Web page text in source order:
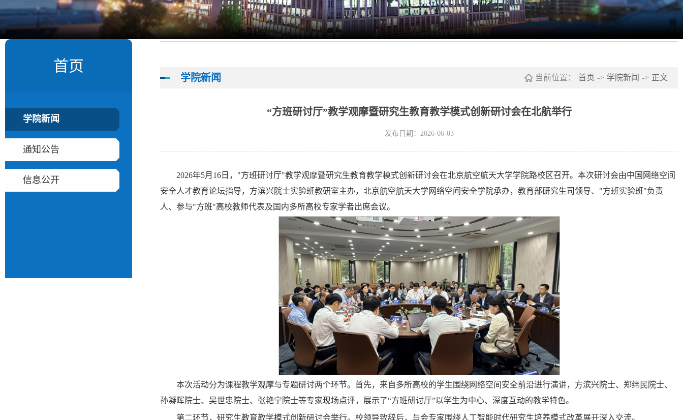
首页
学院新闻
通知公告
信息公开
学院新闻 当前位置： 首页 -> 学院新闻 -> 正文
“方班研讨厅”教学观摩暨研究生教育教学模式创新研讨会在北航举行
发布日期：2026-06-03
2026年5月16日，"方班研讨厅"教学观摩暨研究生教育教学模式创新研讨会在北京航空航天大学学院路校区召开。本次研讨会由中国网络空间
安全人才教育论坛指导，方滨兴院士实验班教研室主办，北京航空航天大学网络空间安全学院承办，教育部研究生司领导、"方班实验班"负责
人、参与"方班"高校教师代表及国内多所高校专家学者出席会议。
本次活动分为课程教学观摩与专题研讨两个环节。首先，来自多所高校的学生围绕网络空间安全前沿进行演讲，方滨兴院士、郑纬民院士、
孙凝晖院士、吴世忠院士、张艳宁院士等专家现场点评，展示了“方班研讨厅”以学生为中心、深度互动的教学特色。
第二环节，研究生教育教学模式创新研讨会举行。校领导致辞后，与会专家围绕人工智能时代研究生培养模式改革展开深入交流。